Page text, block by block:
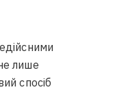
лише
спосіб